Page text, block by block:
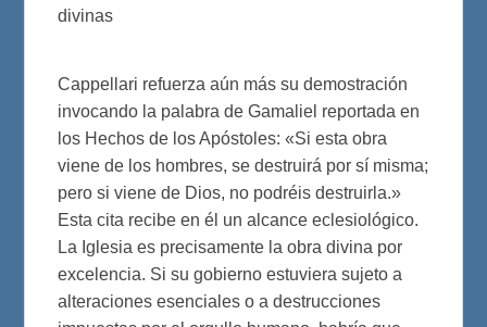
divinas
Cappellari refuerza aún más su demostración
invocando la palabra de Gamaliel reportada en
los Hechos de los Apóstoles: «Si esta obra
viene de los hombres, se destruirá por sí misma;
pero si viene de Dios, no podréis destruirla.»
Esta cita recibe en él un alcance eclesiológico.
La Iglesia es precisamente la obra divina por
excelencia. Si su gobierno estuviera sujeto a
alteraciones esenciales o a destrucciones